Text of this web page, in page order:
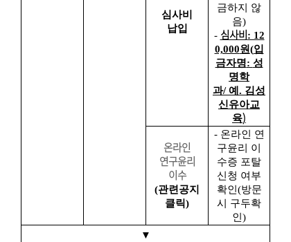
심사비
납입
금하지 않
음)
- 심사비: 12
0,000원(입
금자명: 성
명학
과/예 . 김성
신유아교
육)
온라인
연구윤리
이수
(관련공지
클릭)
- 온라인 연
구윤리 이
수증 포탈
신청 여부
확인(방문
시 구두확
인)
▼